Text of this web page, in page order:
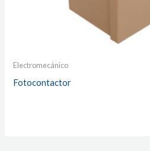
Electromecánico
Fotocontactor